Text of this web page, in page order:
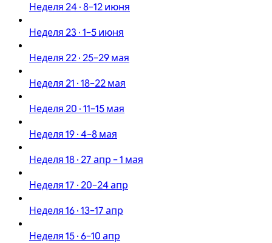
Неделя 24 · 8–12 июня
Неделя 23 · 1–5 июня
Неделя 22 · 25–29 мая
Неделя 21 · 18–22 мая
Неделя 20 · 11–15 мая
Неделя 19 · 4–8 мая
Неделя 18 · 27 апр – 1 мая
Неделя 17 · 20–24 апр
Неделя 16 · 13–17 апр
Неделя 15 · 6–10 апр